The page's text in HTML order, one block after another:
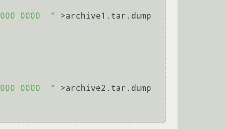
0000  " >archive1.tar.dump
0000  " >archive2.tar.dump